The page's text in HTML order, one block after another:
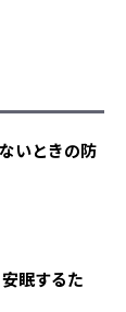
いときの防
眠するた